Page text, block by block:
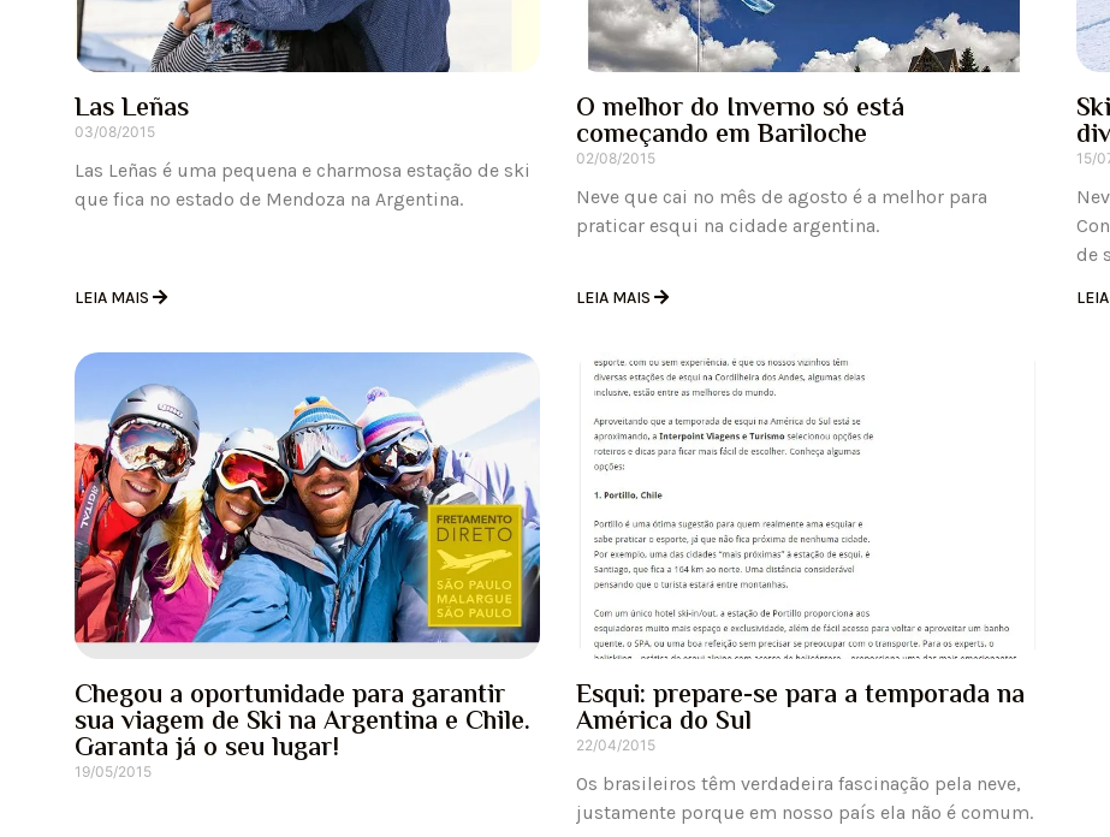
Las Leñas
03/08/2015
Las Leñas é uma pequena e charmosa estação de ski
que fica no estado de Mendoza na Argentina.
LEIA MAIS
O melhor do Inverno só está
começando em Bariloche
02/08/2015
Neve que cai no mês de agosto é a melhor para
praticar esqui na cidade argentina.
LEIA MAIS
15/
de
Chegou a oportunidade para garantir
sua viagem de Ski na Argentina e Chile.
Garanta já o seu lugar!
19/05/2015
Esqui: prepare-se para a temporada na
América do Sul
22/04/2015
Os brasileiros têm verdadeira fascinação pela neve,
justamente porque em nosso país ela não é comum.